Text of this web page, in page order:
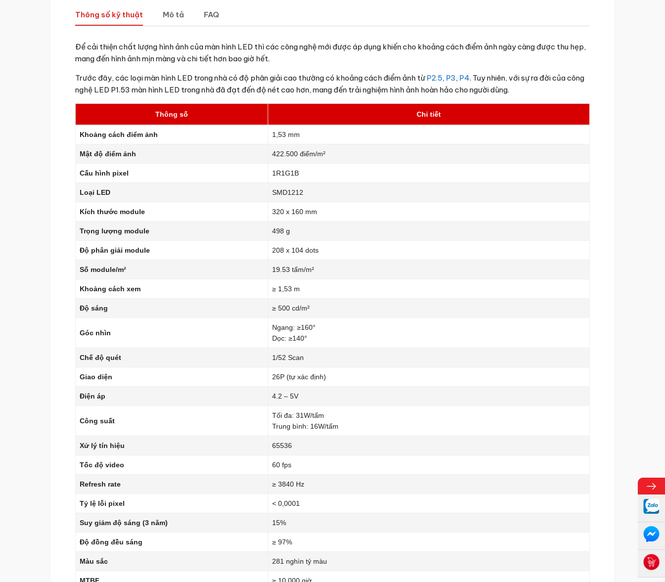
Thông số kỹ thuật Mô tả FAQ
Để cải thiện chất lượng hình ảnh của màn hình LED thì các công nghệ mới được áp dụng khiến cho khoảng cách điểm ảnh ngày càng được thu hẹp,
mang đến hình ảnh mịn màng và chi tiết hơn bao giờ hết.
Trước đây, các loại màn hình LED trong nhà có độ phân giải cao thường có khoảng cách điểm ảnh từP2.5, P3, P4. Tuy nhiên, với sự ra đời của công
nghệ LED P1.53 màn hình LED trong nhà đã đạt đến độ nét cao hơn, mang đến trải nghiệm hình ảnh hoàn hảo cho người dùng.
Thông số Chi tiết
Khoảng cách điểm ảnh 1,53 mm
Mật độ điểm ảnh 422.500 điểm/m²
Cấu hình pixel 1R1G1B
Loại LED SMD1212
Kích thước module 320 x 160 mm
Trọng lượng module 498 g
Độ phân giải module 208 x 104 dots
Số module/m² 19.53 tấm/m²
Khoảng cách xem ≥ 1,53 m
Độ sáng ≥ 500 cd/m²
Góc nhìn
Ngang: ≥160°
Dọc: ≥140°
Chế độ quét 1/52 Scan
Giao diện 26P (tự xác định)
Điện áp 4.2 – 5V
Công suất
Tối đa: 31W/tấm
Trung bình: 16W/tấm
Xử lý tín hiệu 65536
Tốc độ video 60 fps
Refresh rate ≥ 3840 Hz
Tỷ lệ lỗi pixel < 0,0001
Suy giảm độ sáng (3 năm) 15%
Độ đồng đều sáng ≥ 97%
Màu sắc 281 nghìn tỷ màu